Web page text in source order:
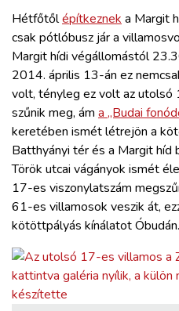
HAJÓZÁS
BLOG
ARCHÍVUM
WEBSHOP
BELÉPÉS
REGISZTRÁCIÓ
Hétfőtőlépítkeznek a Margit
csak pótlóbusz jár a
Margit hídi végállomástól
2014. április 13-án ez
volt, tényleg ez volt az utolsó
szűnik meg, ám a „Budai
keretében ismét létrejön a
Batthyányi tér és a Margit híd
Török utcai vágányok ismét
17-es viszonylatszám
61-es villamosok veszik át,
kötöttpályás kínálatot Óbudán.